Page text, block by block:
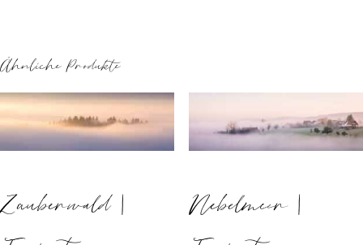
Ähnliche Produkte
Zauberwald |
Nebelmeer |